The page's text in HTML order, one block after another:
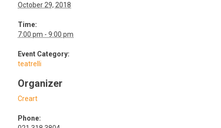
October 29, 2018
Time:
7:00 pm - 9:00 pm
Event Category:
teatrelli
Organizer
Creart
Phone: